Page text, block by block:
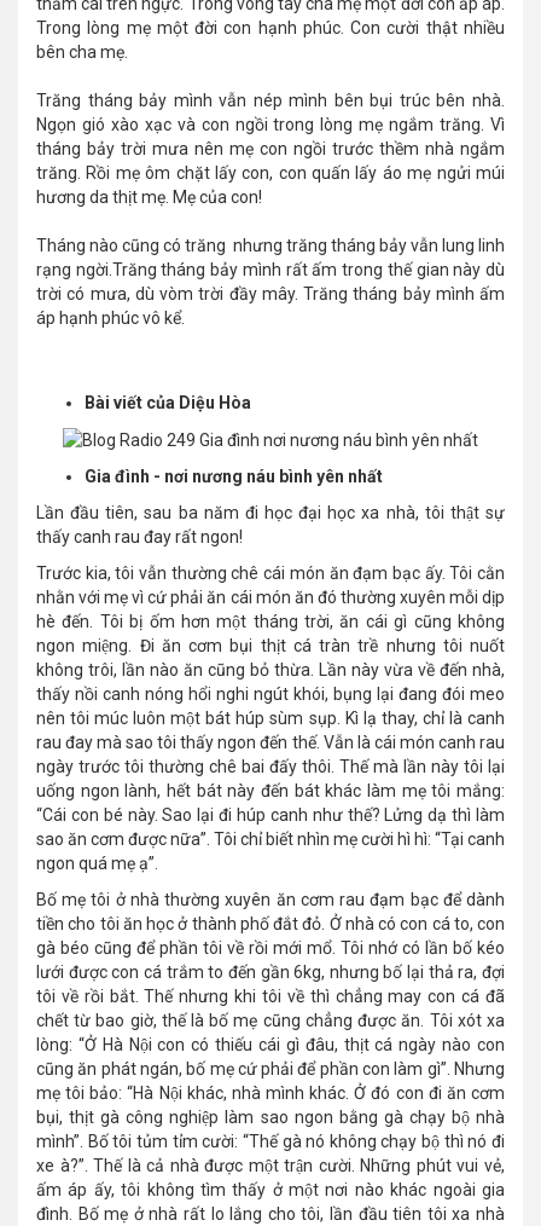
Trong lòng mẹ một đời con hạnh phúc. Con cười thật nhiều
bên cha mẹ.
Trăng tháng bảy mình vẫn nép mình bên bụi trúc bên nhà.
Ngọn gió xào xạc và con ngồi trong lòng mẹ ngắm trăng. Vì
tháng bảy trời mưa nên mẹ con ngồi trước thềm nhà ngắm
trăng. Rồi mẹ ôm chặt lấy con, con quấn lấy áo mẹ ngửi múi
hương da thịt mẹ. Mẹ của con!
Tháng nào cũng có trăng nhưng trăng tháng bảy vẫn lung linh
rạng ngời.Trăng tháng bảy mình rất ấm trong thế gian này dù
trời có mưa, dù vòm trời đầy mây. Trăng tháng bảy mình ấm
áp hạnh phúc vô kể.
Bài viết của Diệu Hòa
Gia đình - nơi nương náu bình yên nhất
Lần đầu tiên, sau ba năm đi học đại học xa nhà, tôi thật sự
thấy canh rau đay rất ngon!
Trước kia, tôi vẫn thường chê cái món ăn đạm bạc ấy. Tôi cằn
nhằn với mẹ vì cứ phải ăn cái món ăn đó thường xuyên mỗi dịp
hè đến. Tôi bị ốm hơn một tháng trời, ăn cái gì cũng không
ngon miệng. Đi ăn cơm bụi thịt cá tràn trề nhưng tôi nuốt
không trôi, lần nào ăn cũng bỏ thừa. Lần này vừa về đến nhà,
thấy nồi canh nóng hổi nghi ngút khói, bụng lại đang đói meo
nên tôi múc luôn một bát húp sùm sụp. Kì lạ thay, chỉ là canh
rau đay mà sao tôi thấy ngon đến thế. Vẫn là cái món canh rau
ngày trước tôi thường chê bai đấy thôi. Thế mà lần này tôi lại
uống ngon lành, hết bát này đến bát khác làm mẹ tôi mắng:
“Cái con bé này. Sao lại đi húp canh như thế? Lửng dạ thì làm
sao ăn cơm được nữa”. Tôi chỉ biết nhìn mẹ cười hì hì: “Tại canh
ngon quá mẹ ạ”.
Bố mẹ tôi ở nhà thường xuyên ăn cơm rau đạm bạc để dành
tiền cho tôi ăn học ở thành phố đắt đỏ. Ở nhà có con cá to, con
gà béo cũng để phần tôi về rồi mới mổ. Tôi nhớ có lần bố kéo
lưới được con cá trắm to đến gần 6kg, nhưng bố lại thả ra, đợi
tôi về rồi bắt. Thế nhưng khi tôi về thì chẳng may con cá đã
chết từ bao giờ, thế là bố mẹ cũng chẳng được ăn. Tôi xót xa
lòng: “Ở Hà Nội con có thiếu cái gì đâu, thịt cá ngày nào con
cũng ăn phát ngán, bố mẹ cứ phải để phần con làm gì”. Nhưng
mẹ tôi bảo: “Hà Nội khác, nhà mình khác. Ở đó con đi ăn cơm
bụi, thịt gà công nghiệp làm sao ngon bằng gà chạy bộ nhà
mình”. Bố tôi tủm tỉm cười: “Thế gà nó không chạy bộ thì nó đi
xe à?”. Thế là cả nhà được một trận cười. Những phút vui vẻ,
ấm áp ấy, tôi không tìm thấy ở một nơi nào khác ngoài gia
đình. Bố mẹ ở nhà rất lo lắng cho tôi, lần đầu tiên tôi xa nhà